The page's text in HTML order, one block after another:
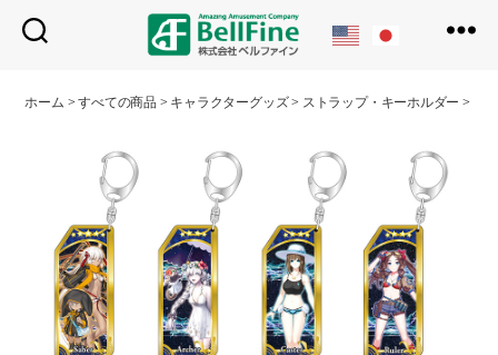
フ
ン
ホーム >すべての商品 > キャラクターグッズ> ストラップ・キーホルダー >